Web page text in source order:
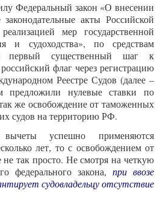
Федеральный закон «О внесении
акты Российской
мер государственной
и судоходства», по средствам
первый существенный шаг к
флаг через регистрацию
Реестре Судов (далее –
предложили нулевые ставки по
же освобождение от таможенных
судов на территорию РФ.
успешно применяются
лет, то с освобождением от
так просто. Не смотря на четкую
федерального закона, при ввозе
судовладельцу отсутствие